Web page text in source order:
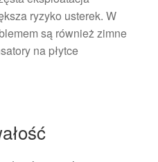
ryzyko usterek. W
są również zimne
na płytce